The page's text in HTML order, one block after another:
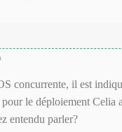
concurrente, il est
le déploiement Celia
entendu parler?